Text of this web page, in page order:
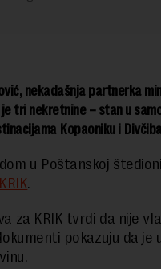
nekadašnja partnerka
tri nekretnine – stan u
Kopaoniku i
u Poštanskoj
.
za KRIK tvrdi da nije
pokazuju da